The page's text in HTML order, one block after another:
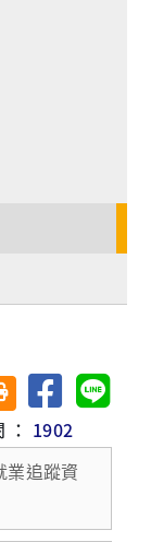
友善列印(另開視窗)
分享至臉書分享
： 1902
業追蹤資